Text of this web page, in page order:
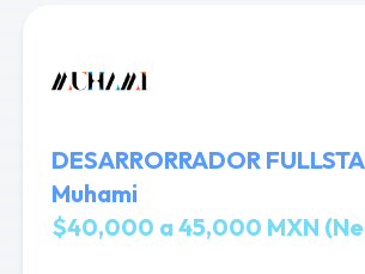
DESARRORRADOR
Muhami
$40,000 a 45,000 MXN